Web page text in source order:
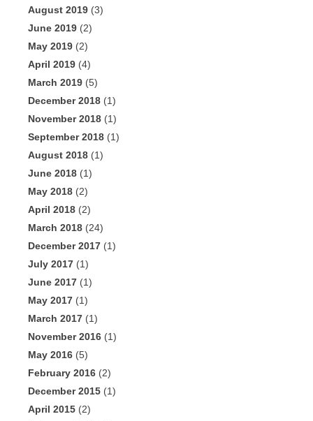
August 2019 (3)
June 2019 (2)
May 2019 (2)
April 2019 (4)
March 2019 (5)
December 2018 (1)
November 2018 (1)
September 2018 (1)
August 2018 (1)
June 2018 (1)
May 2018 (2)
April 2018 (2)
March 2018 (24)
December 2017 (1)
July 2017 (1)
June 2017 (1)
May 2017 (1)
March 2017 (1)
November 2016 (1)
May 2016 (5)
February 2016 (2)
December 2015 (1)
April 2015 (2)